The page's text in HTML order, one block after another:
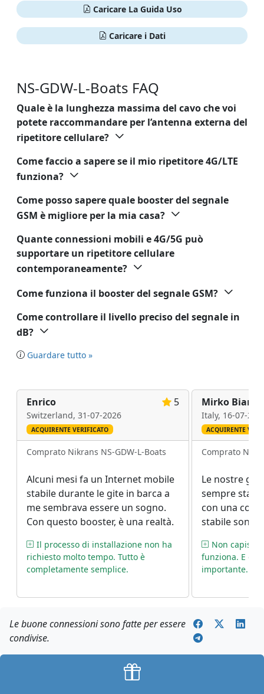
Caricare La Guida Uso
Caricare i Dati
NS-GDW-L-Boats FAQ
Quale è la lunghezza massima del cavo che voi
potete raccommandare per l’antenna externa del
ripetitore cellulare?
Come faccio a sapere se il mio ripetitore 4G/LTE
funziona?
Come posso sapere quale booster del segnale
GSM è migliore per la mia casa?
Quante connessioni mobili e 4G/5G può
supportare un ripetitore cellulare
contemporaneamente?
Come funziona il booster del segnale GSM?
Come controllare il livello preciso del segnale in
dB?
Guardare tutto »
Enrico 5
Switzerland, 31-07-2026
ACQUIRENTE VERIFICATO
Comprato Nikrans NS-GDW-L-Boats
Alcuni mesi fa un Internet mobile
stabile durante le gite in barca a
me sembrava essere un sogno.
Con questo booster, è una realtà.
Il processo di installazione non ha
richiesto molto tempo. Tutto è
completamente semplice.
Mirko
Italy, 16-07-
ACQUIRENTE
Comprato
Le nostre
sempre state
con una
stabile sono
Non capisco
funziona. E
importante.
Le buone connessioni sono fatte per essere
condivise.